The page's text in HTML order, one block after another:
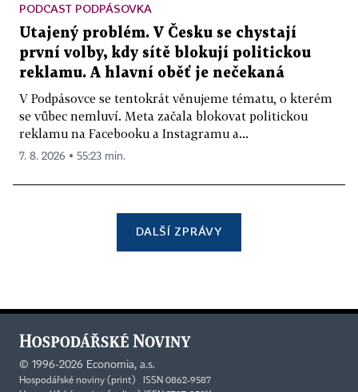
PODCAST PODPÁSOVKA
Utajený problém. V Česku se chystají
první volby, kdy sítě blokují politickou
reklamu. A hlavní oběť je nečekaná
V Podpásovce se tentokrát věnujeme tématu, o kterém
se vůbec nemluví. Meta začala blokovat politickou
reklamu na Facebooku a Instagramu a...
7. 8. 2026 ▪ 55:23 min.
DALŠÍ ZPRÁVY
© 1996-2026 Economia, a.s.
Hospodářské noviny (print) ISSN 0862-9587